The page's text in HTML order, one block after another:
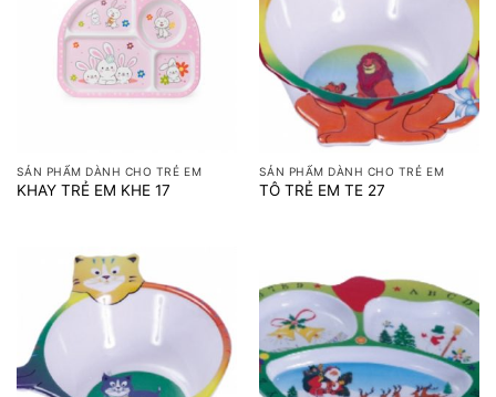
SẢN PHẨM DÀNH CHO TRẺ EM
KHAY TRẺ EM KHE 17
SẢN PHẨM DÀNH CHO TRẺ EM
TÔ TRẺ EM TE 27